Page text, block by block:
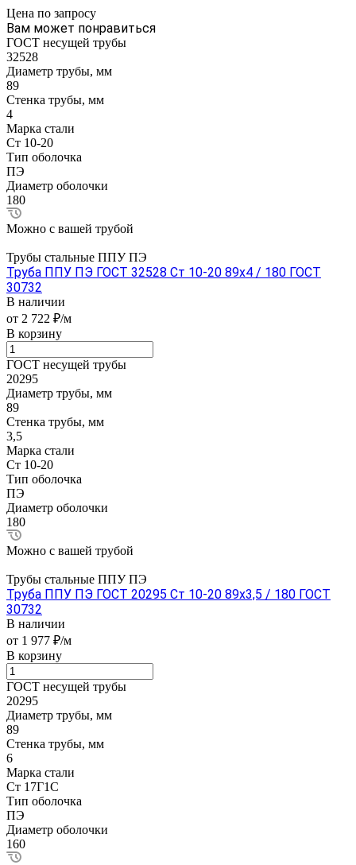
Цена по запросу
Вам может понравиться
ГОСТ несущей трубы
32528
Диаметр трубы, мм
89
Стенка трубы, мм
4
Марка стали
Ст 10-20
Тип оболочка
ПЭ
Диаметр оболочки
180
Можно с вашей трубой
Трубы стальные ППУ ПЭ
Труба ППУ ПЭ ГОСТ 32528 Ст 10-20 89x4 / 180 ГОСТ
30732
В наличии
от 2 722 ₽/м
В корзину
ГОСТ несущей трубы
20295
Диаметр трубы, мм
89
Стенка трубы, мм
3,5
Марка стали
Ст 10-20
Тип оболочка
ПЭ
Диаметр оболочки
180
Можно с вашей трубой
Трубы стальные ППУ ПЭ
Труба ППУ ПЭ ГОСТ 20295 Ст 10-20 89x3,5 / 180 ГОСТ
30732
В наличии
от 1 977 ₽/м
В корзину
ГОСТ несущей трубы
20295
Диаметр трубы, мм
89
Стенка трубы, мм
6
Марка стали
Ст 17Г1С
Тип оболочка
ПЭ
Диаметр оболочки
160